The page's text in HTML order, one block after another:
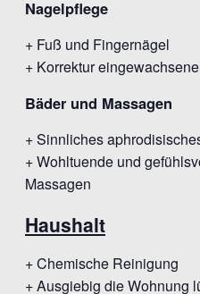
Nagelpflege
+ Fuß und Fingernägel
+ Korrektur
Bäder und Massagen
+ Sinnliches
+ Wohltuende und
Massagen
Haushalt
+ Chemische Reinigung
+ Ausgiebig die Wohnung